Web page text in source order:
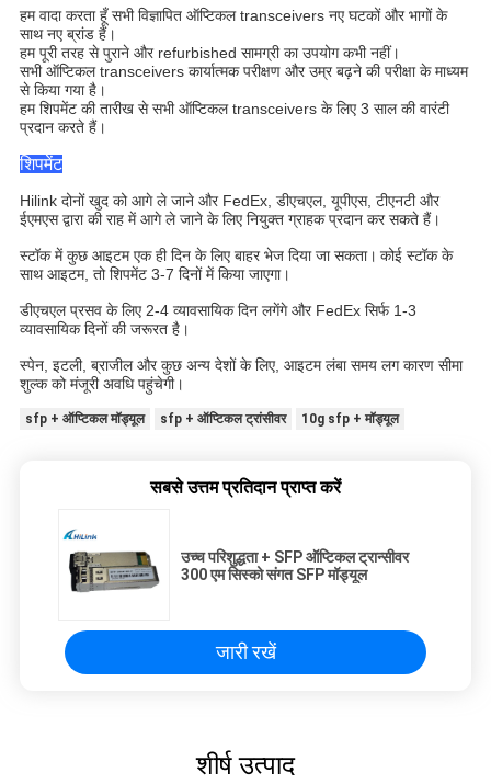
हम वादा करता हूँ सभी विज्ञापित ऑप्टिकल transceivers नए घटकों और भागों के
साथ नए ब्रांड हैं।
हम पूरी तरह से पुराने और refurbished सामग्री का उपयोग कभी नहीं।
सभी ऑप्टिकल transceivers कार्यात्मक परीक्षण और उम्र बढ़ने की परीक्षा के माध्यम
से किया गया है।
हम शिपमेंट की तारीख से सभी ऑप्टिकल transceivers के लिए 3 साल की वारंटी
प्रदान करते हैं।
शिपमेंट
Hilink दोनों खुद को आगे ले जाने और FedEx, डीएचएल, यूपीएस, टीएनटी और
ईएमएस द्वारा की राह में आगे ले जाने के लिए नियुक्त ग्राहक प्रदान कर सकते हैं।
स्टॉक में कुछ आइटम एक ही दिन के लिए बाहर भेज दिया जा सकता। कोई स्टॉक के
साथ आइटम, तो शिपमेंट 3-7 दिनों में किया जाएगा।
डीएचएल प्रसव के लिए 2-4 व्यावसायिक दिन लगेंगे और FedEx सिर्फ 1-3
व्यावसायिक दिनों की जरूरत है।
स्पेन, इटली, ब्राजील और कुछ अन्य देशों के लिए, आइटम लंबा समय लग कारण सीमा
शुल्क को मंजूरी अवधि पहुंचेगी।
sfp + ऑप्टिकल मॉड्यूल sfp + ऑप्टिकल ट्रांसीवर 10g sfp + मॉड्यूल
सबसे उत्तम प्रतिदान प्राप्त करें
उच्च परिशुद्धता + SFP ऑप्टिकल ट्रान्सीवर
300 एम सिस्को संगत SFP मॉड्यूल
जारी रखें
शीर्ष उत्पाद